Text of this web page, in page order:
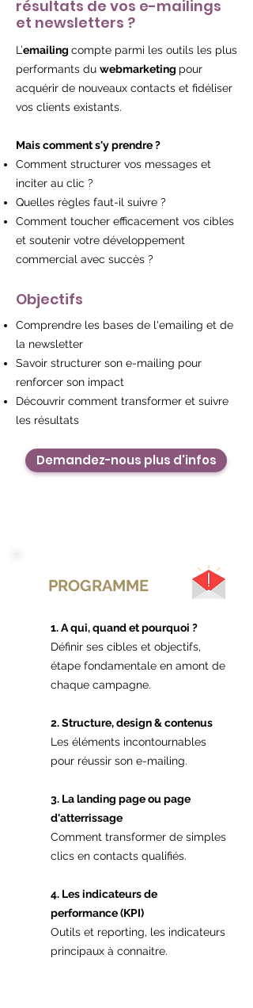
résultats de vos e-mailings
et newsletters ?
L’emailing compte parmi les outils les plus
performants du webmarketing pour
acquérir de nouveaux contacts et fidéliser
vos clients existants.
Mais comment s'y prendre ?
Comment structurer vos messages et
inciter au clic ?
Quelles règles faut-il suivre ?
Comment toucher efficacement vos cibles
et soutenir votre développement
commercial avec succès ?
Objectifs
Comprendre les bases de l'emailing et de
la newsletter
Savoir structurer son e-mailing pour
renforcer son impact
Découvrir comment transformer et suivre
les résultats
Demandez-nous plus d'infos
PROGRAMME
1. A qui, quand et pourquoi ?
Définir ses cibles et objectifs,
étape fondamentale en amont de
chaque campagne.
2. Structure, design & contenus
Les éléments incontournables
pour réussir son e-mailing.
3. La landing page ou page
d'atterrissage
Comment transformer de simples
clics en contacts qualifiés.
4. Les indicateurs de
performance (KPI)
Outils et reporting, les indicateurs
principaux à connaitre.